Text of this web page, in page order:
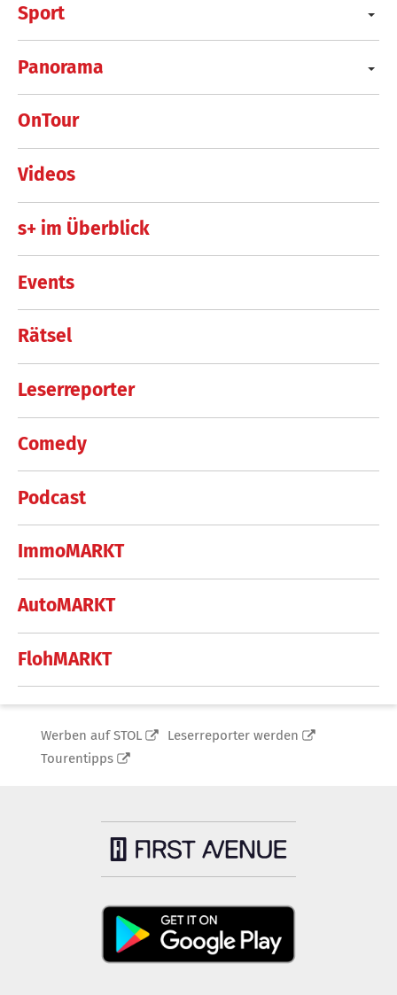
Sport
Panorama
OnTour
Videos
s+ im Überblick
Events
Rätsel
Leserreporter
Comedy
Podcast
ImmoMARKT
AutoMARKT
FlohMARKT
Werben auf STOL
Leserreporter werden
Tourentipps